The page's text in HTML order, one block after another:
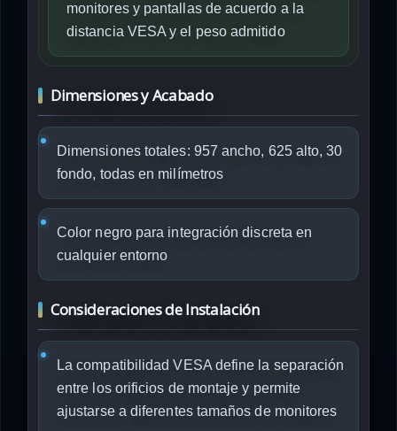
monitores y pantallas de acuerdo a la
distancia VESA y el peso admitido
Dimensiones y Acabado
Dimensiones totales: 957 ancho, 625 alto, 30
fondo, todas en milímetros
Color negro para integración discreta en
cualquier entorno
Consideraciones de Instalación
La compatibilidad VESA define la separación
entre los orificios de montaje y permite
ajustarse a diferentes tamaños de monitores